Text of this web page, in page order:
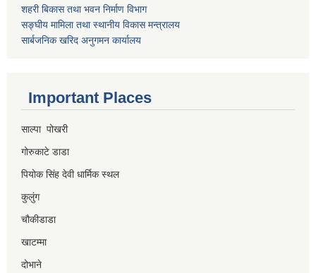
शहरी बिकास तथा भवन निर्माण विभाग
सङ्घीय मामिला तथा स्थानीय विकास मन्त्रालय
सार्बजनिक खरिद अनुगमन कार्यालय
Important Places
साल्पा पोखरी
गोरुकाटे डाडा
पियोक सिंह देवी धार्मिक स्थल
कुलुंग
चौकीडाडा
खाटम्मा
दोभाने